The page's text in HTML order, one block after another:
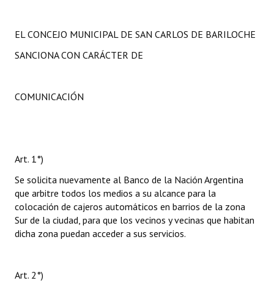
EL CONCEJO MUNICIPAL DE SAN CARLOS DE BARILOCHE
SANCIONA CON CARÁCTER DE
COMUNICACIÓN
Art. 1°)
Se solicita nuevamente al Banco de la Nación Argentina
que arbitre todos los medios a su alcance para la
colocación de cajeros automáticos en barrios de la zona
Sur de la ciudad, para que los vecinos y vecinas que habitan
dicha zona puedan acceder a sus servicios.
Art. 2°)